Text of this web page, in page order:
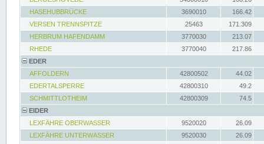
HASEHUBBRÜCKE
3690010
166.42
VERSEN TRENNSPITZE
25463
171.309
HERBRUM HAFENDAMM
3770030
213.07
RHEDE
3770040
217.86
EDER
AFFOLDERN
42800502
44.02
EDERTALSPERRE
42800310
49.2
SCHMITTLOTHEIM
42800309
74.5
EIDER
LEXFÄHRE OBERWASSER
9520020
26.09
LEXFÄHRE UNTERWASSER
9520030
26.09